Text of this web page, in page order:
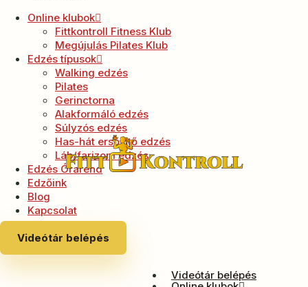
Online klubok
Fittkontroll Fitness Klub
Megújulás Pilates Klub
Edzés típusok
Walking edzés
Pilates
Gerinctorna
Alakformáló edzés
Súlyzós edzés
Has-hát ersősítő edzés
Láb/farizom edzés
Edzés Órarend
Edzőink
Blog
Kapcsolat
Videótár belépés
Videótár belépés